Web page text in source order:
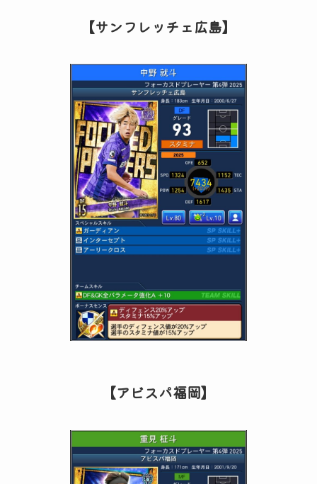
【サンフレッチェ広島】
【アビスパ福岡】